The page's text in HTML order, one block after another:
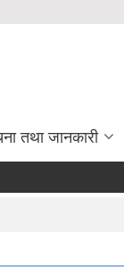
तथा जानकारी